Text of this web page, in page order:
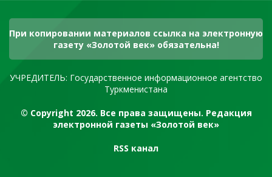
При копировании материалов ссылка на электронную
газету «Золотой век» обязательна!
УЧРЕДИТЕЛЬ: Государственное информационное агентство
Туркменистана
© Copyright 2026. Все права защищены. Редакция
электронной газеты «Золотой век»
RSS канал